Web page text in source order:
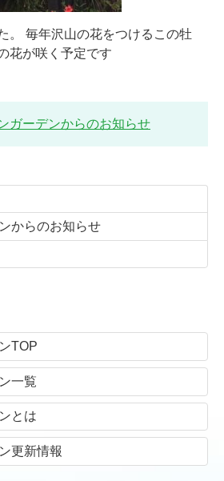
。 毎年沢山の花をつけるこの牡
花が咲く予定です
ガーデンからのお知らせ
からのお知らせ
TOP
一覧
とは
更新情報